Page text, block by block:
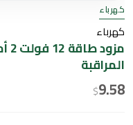
كهرباء
كهرباء
المراقبة
$9.58